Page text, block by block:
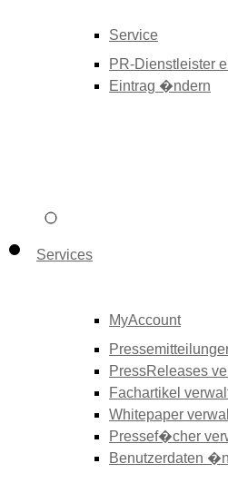
Service
PR-Dienstleister
Eintrag �ndern
Services
MyAccount
PressReleases
Fachartikel
Whitepaper
Pressef�cher
Benutzerdaten